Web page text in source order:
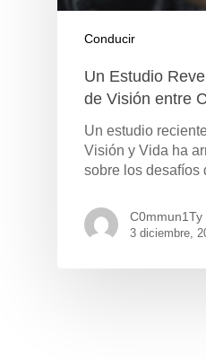
Conducir
Un Estudio
de Visión entre
Un estudio
Visión y Vida ha
sobre los
C0mmun1Ty
3 diciembre,